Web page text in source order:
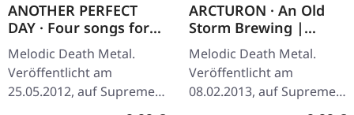
ANOTHER PERFECT
DAY · Four songs for
the left behind |
DIGIPAK CD
Melodic Death Metal.
Veröffentlicht am
25.05.2012, auf Supreme
Chaos Records. Limitierte
ARCTURON · An Old
Storm Brewing |
DIGIPAK CD
Melodic Death Metal.
Veröffentlicht am
08.02.2013, auf Supreme
Chaos Records. Limitiert